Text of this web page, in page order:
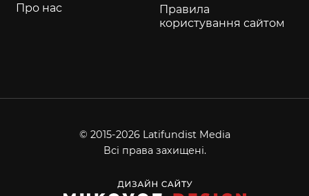
Про нас
Правила
користування сайтом
© 2015-2026 Latifundist Media
Всі права захищені.